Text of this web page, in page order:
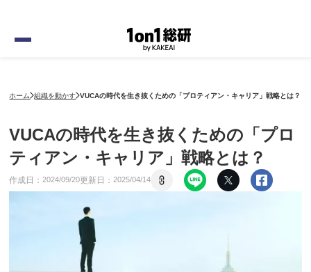
ホーム 組織を動かす VUCAの時代を生き抜くための「プロティアン・キャリア」戦略とは？
VUCAの時代を生き抜くための「プロ
ティアン・キャリア」戦略とは？
作成日：2024/09/20更新日：2025/04/14